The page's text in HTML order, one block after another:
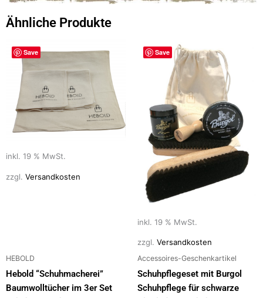
Ähnliche Produkte
Save
inkl. 19 % MwSt.
zzgl. Versandkosten
HEBOLD
Hebold “Schuhmacherei”
Baumwolltücher im 3er Set
Save
inkl. 19 % MwSt.
zzgl. Versandkosten
Accessoires-Geschenkartikel
Schuhpflegeset mit Burgol
Schuhpflege für schwarze